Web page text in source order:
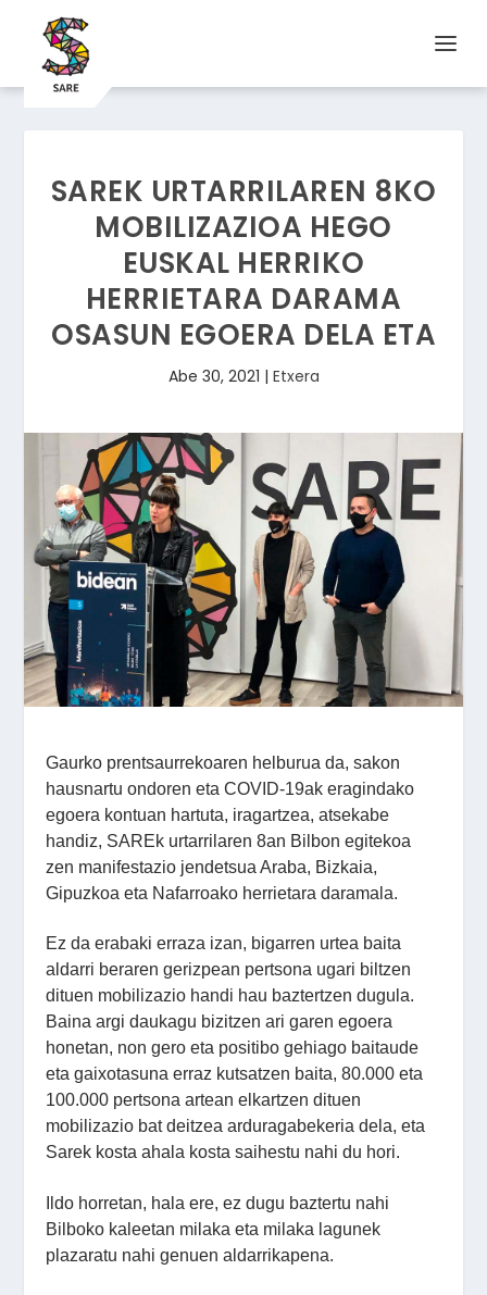
SAREK URTARRILAREN 8KO
MOBILIZAZIOA HEGO
EUSKAL HERRIKO
HERRIETARA DARAMA
OSASUN EGOERA DELA ETA
Abe 30, 2021 | Etxera
Gaurko prentsaurrekoaren helburua da, sakon
hausnartu ondoren eta COVID-19ak eragindako
egoera kontuan hartuta, iragartzea, atsekabe
handiz, SAREk urtarrilaren 8an Bilbon egitekoa
zen manifestazio jendetsua Araba, Bizkaia,
Gipuzkoa eta Nafarroako herrietara daramala.
Ez da erabaki erraza izan, bigarren urtea baita
aldarri beraren gerizpean pertsona ugari biltzen
dituen mobilizazio handi hau baztertzen dugula.
Baina argi daukagu bizitzen ari garen egoera
honetan, non gero eta positibo gehiago baitaude
eta gaixotasuna erraz kutsatzen baita, 80.000 eta
100.000 pertsona artean elkartzen dituen
mobilizazio bat deitzea arduragabekeria dela, eta
Sarek kosta ahala kosta saihestu nahi du hori.
Ildo horretan, hala ere, ez dugu baztertu nahi
Bilboko kaleetan milaka eta milaka lagunek
plazaratu nahi genuen aldarrikapena.